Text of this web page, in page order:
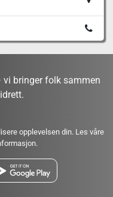
bringer folk sammen
opplevelsen din. Les våre